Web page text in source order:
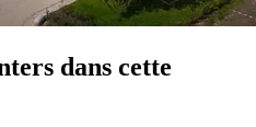
dans cette